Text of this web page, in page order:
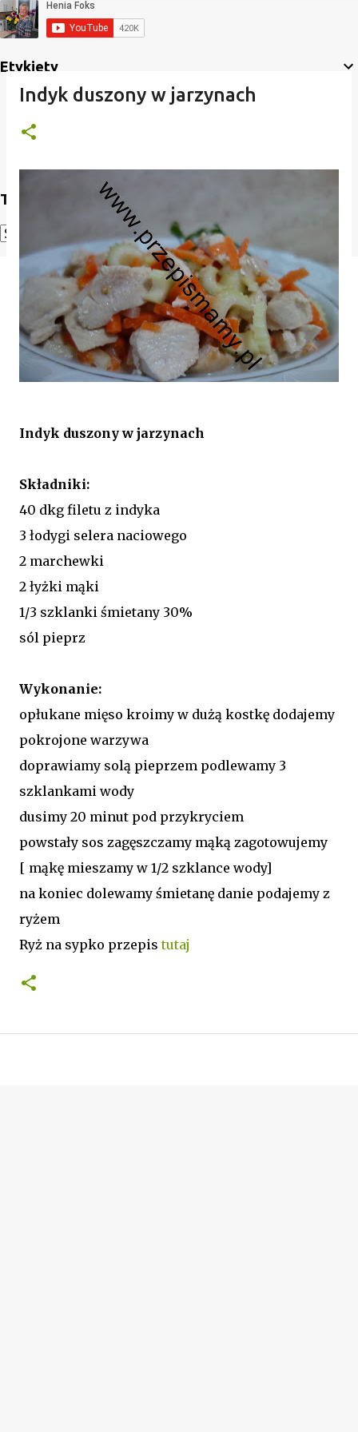
Etykiety
Translate
Powered by Translate
Indyk duszony w jarzynach
Indyk duszony w jarzynach
Składniki:
40 dkg filetu z indyka
3 łodygi selera naciowego
2 marchewki
2 łyżki mąki
1/3 szklanki śmietany 30%
sól pieprz
Wykonanie:
opłukane mięso kroimy w dużą kostkę dodajemy
pokrojone warzywa
doprawiamy solą pieprzem podlewamy 3
szklankami wody
dusimy 20 minut pod przykryciem
powstały sos zagęszczamy mąką zagotowujemy
[ mąkę mieszamy w 1/2 szklance wody]
na koniec dolewamy śmietanę danie podajemy z
ryżem
Ryż na sypko przepistutaj